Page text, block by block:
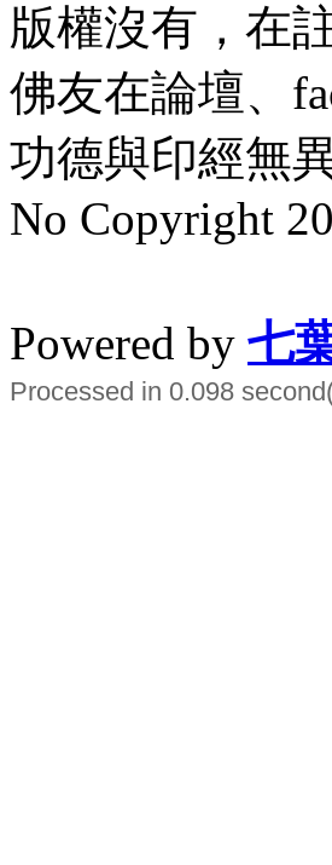
版權沒有，在
佛友在論壇、
功德與印經無異
No Copyright
Powered by 七
Processed in 0.098